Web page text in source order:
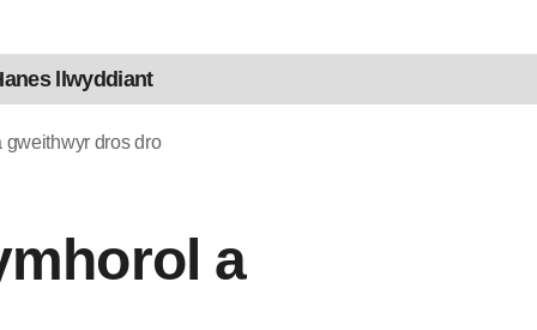
llwyddiant
gweithwyr dros dro
a